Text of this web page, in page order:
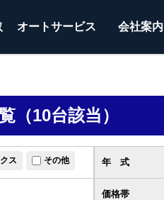
オートサービス 会社案内
（10台該当）
価格帯
ス その他 年 式